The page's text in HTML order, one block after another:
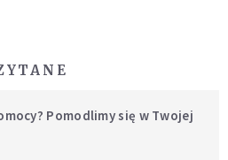
Pomodlimy się w Twojej